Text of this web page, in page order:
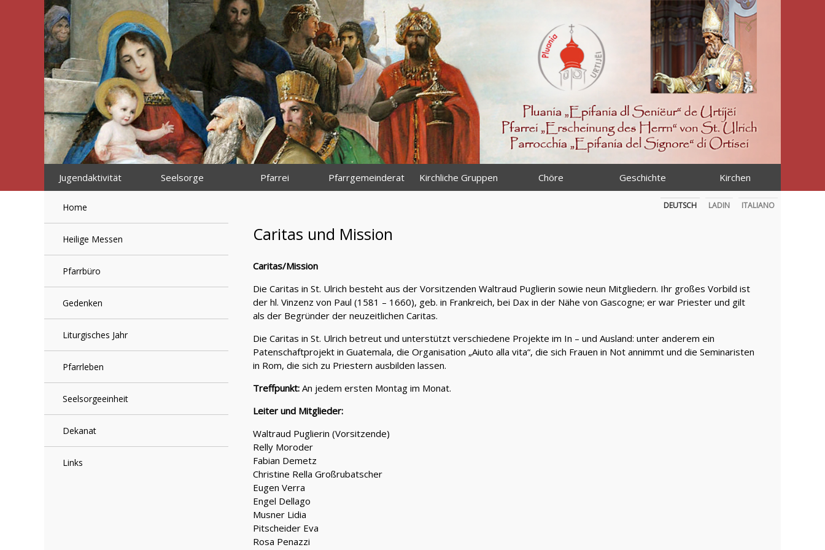
Jugendaktivität Seelsorge Pfarrei Pfarrgemeinderat Kirchliche Gruppen Chöre Geschichte Kirchen
DEUTSCH LADIN ITALIANO
Caritas und Mission
Caritas/Mission
Die Caritas in St. Ulrich besteht aus der Vorsitzenden Waltraud Puglierin sowie neun Mitgliedern. Ihr großes Vorbild ist
der hl. Vinzenz von Paul (1581 – 1660), geb. in Frankreich, bei Dax in der Nähe von Gascogne; er war Priester und gilt
als der Begründer der neuzeitlichen Caritas.
Die Caritas in St. Ulrich betreut und unterstützt verschiedene Projekte im In – und Ausland: unter anderem ein
Patenschaftprojekt in Guatemala, die Organisation „Aiuto alla vita“, die sich Frauen in Not annimmt und die Seminaristen
in Rom, die sich zu Priestern ausbilden lassen.
Treffpunkt: An jedem ersten Montag im Monat.
Leiter und Mitglieder:
Waltraud Puglierin (Vorsitzende)
Relly Moroder
Fabian Demetz
Christine Rella Großrubatscher
Eugen Verra
Engel Dellago
Musner Lidia
Pitscheider Eva
Rosa Penazzi
Home
Heilige Messen
Pfarrbüro
Gedenken
Liturgisches Jahr
Pfarrleben
Seelsorgeeinheit
Dekanat
Links